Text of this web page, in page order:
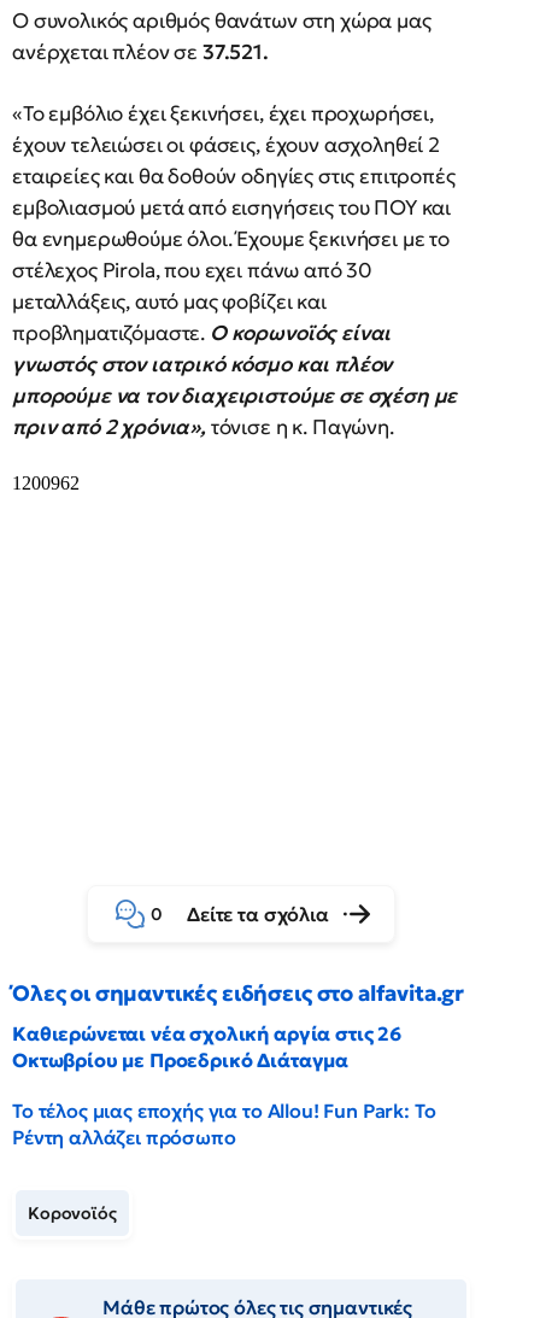
O συνολικός αριθμός θανάτων στη χώρα μας
ανέρχεται πλέον σε 37.521.
«Το εμβόλιο έχει ξεκινήσει, έχει προχωρήσει,
έχουν τελειώσει οι φάσεις, έχουν ασχοληθεί 2
εταιρείες και θα δοθούν οδηγίες στις επιτροπές
εμβολιασμού μετά από εισηγήσεις του ΠΟΥ και
θα ενημερωθούμε όλοι. Έχουμε ξεκινήσει με το
στέλεχος Pirola, που εχει πάνω από 30
μεταλλάξεις, αυτό μας φοβίζει και
προβληματιζόμαστε. Ο κορωνοϊός είναι
γνωστός στον ιατρικό κόσμο και πλέον
μπορούμε να τον διαχειριστούμε σε σχέση με
πριν από 2 χρόνια», τόνισε η κ. Παγώνη.
0 Δείτε τα σχόλια
Όλες οι σημαντικές ειδήσεις στο alfavita.gr
Καθιερώνεται νέα σχολική αργία στις 26
Οκτωβρίου με Προεδρικό Διάταγμα
Το τέλος μιας εποχής για το Allou! Fun Park: Το
Ρέντη αλλάζει πρόσωπο
Κορονοϊός
Μάθε πρώτος όλες τις σημαντικές